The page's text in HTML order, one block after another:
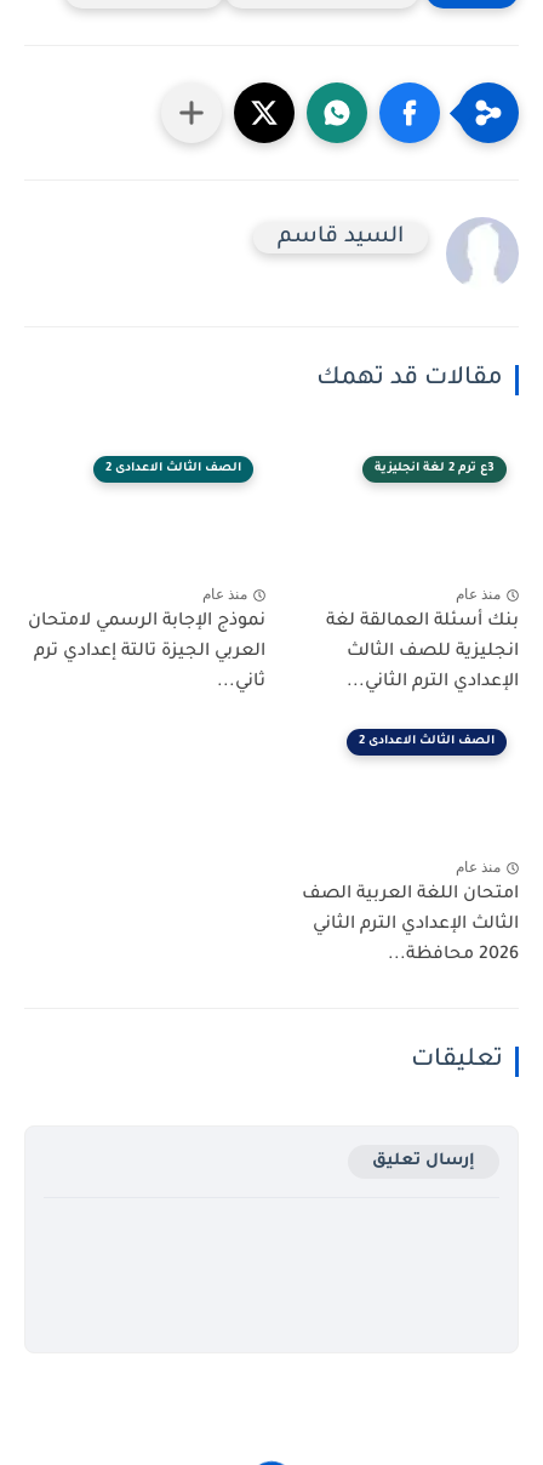
السيد قاسم
مقالات قد تهمك
3ع ترم 2 لغة انجليزية
منذ عام
بنك أسئلة العمالقة لغة
انجليزية للصف الثالث
الإعدادي الترم الثاني...
الصف الثالث الاعدادى 2
منذ عام
نموذج الإجابة الرسمي لامتحان
العربي الجيزة تالتة إعدادي ترم
ثاني...
الصف الثالث الاعدادى 2
منذ عام
امتحان اللغة العربية الصف
الثالث الإعدادي الترم الثاني
2026 محافظة...
تعليقات
إرسال تعليق